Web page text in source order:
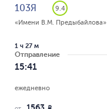
103Я
9.4
«Имени В.М. Предыбайлова»
Отправление
15:41
1 ч 27 м
ежедневно